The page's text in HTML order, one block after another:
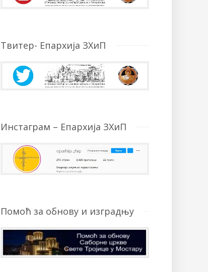
Твитер- Епархија ЗХиП
Инстаграм – Епархија ЗХиП
Помоћ за обнову и изградњу